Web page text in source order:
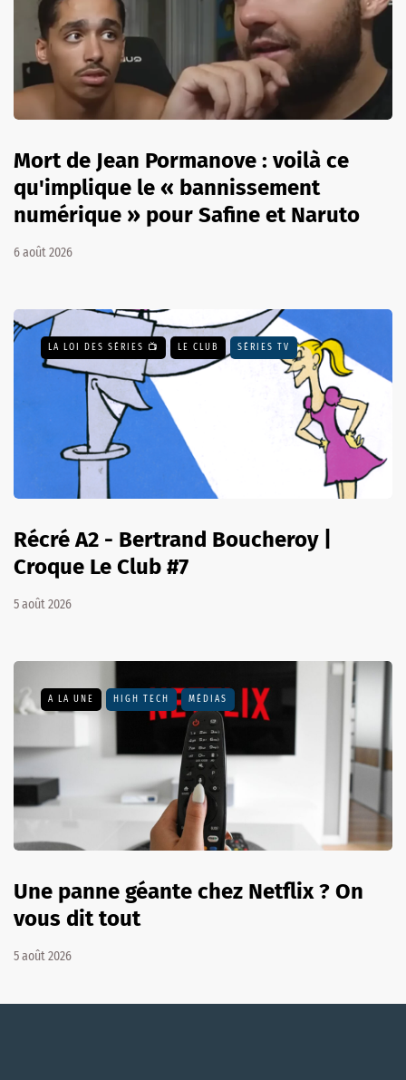
Mort de Jean Pormanove : voilà ce
qu'implique le « bannissement
numérique » pour Safine et Naruto
6 août 2026
LA LOI DES SÉRIES 📺 LE CLUB SÉRIES TV
Récré A2 - Bertrand Boucheroy |
Croque Le Club #7
5 août 2026
A LA UNE HIGH TECH MÉDIAS
Une panne géante chez Netflix ? On
vous dit tout
5 août 2026